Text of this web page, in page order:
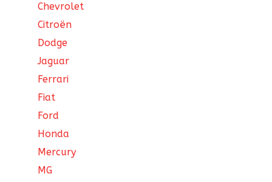
Chevrolet
Citroën
Dodge
Jaguar
Ferrari
Fiat
Ford
Honda
Mercury
MG